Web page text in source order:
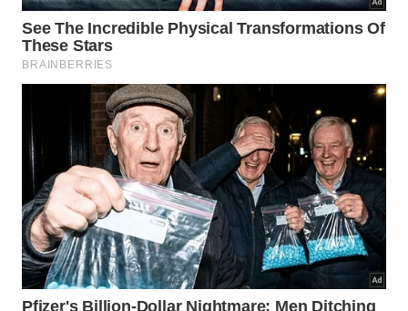
Aplicar hidratantes diariamente após o banho.
Evitar exposição solar prolongada sem proteção.
A combinação desses cuidados oferece melhores
resultados quando mantida de forma constante.
Pequenas ações diárias costumam gerar benefícios
mais duradouros para a aparência da pele.